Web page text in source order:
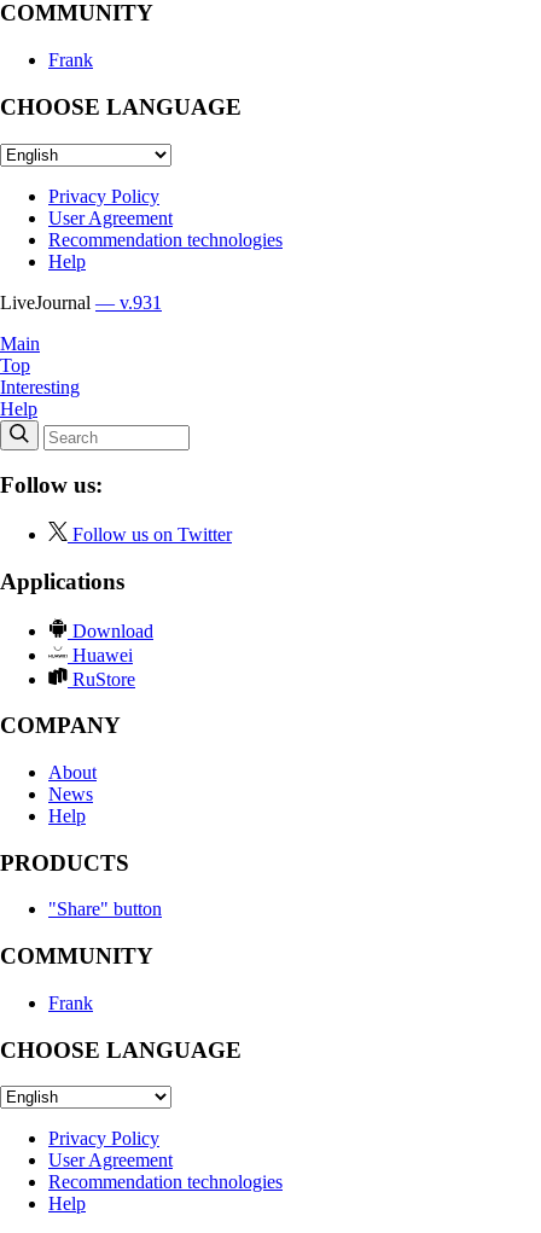
COMMUNITY
Frank
CHOOSE LANGUAGE
Privacy Policy
User Agreement
Recommendation technologies
Help
LiveJournal — v.931
Main
Top
Interesting
Help
Follow us:
Follow us on Twitter
Applications
Download
Huawei
RuStore
COMPANY
About
News
Help
PRODUCTS
"Share" button
COMMUNITY
Frank
CHOOSE LANGUAGE
Privacy Policy
User Agreement
Recommendation technologies
Help